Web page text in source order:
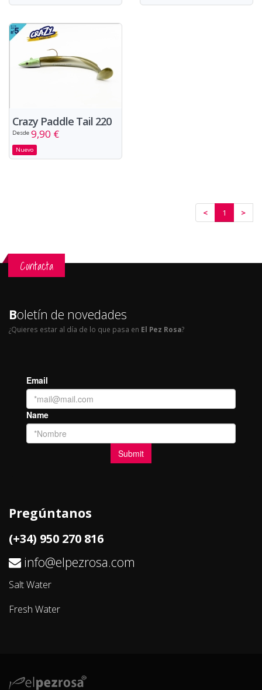
Crazy Paddle Tail 220
Desde 9,90 €
Nuevo
< 1 >
Contacta
Boletín de novedades
¿Quieres estar al día de lo que pasa en El Pez Rosa?
Pregúntanos
(+34) 950 270 816
info@elpezrosa.com
Salt Water
Fresh Water